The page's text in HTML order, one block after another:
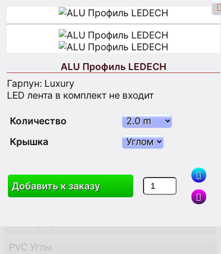
Вход через Facebook Вход
Поиск
Товары Корзина Карта Сайта
PVC Углы
ALU Профиль LEDECH
Гарпун: Luxury
LED лента в комплект не входит
Количество
Крышка
Добавить к заказу